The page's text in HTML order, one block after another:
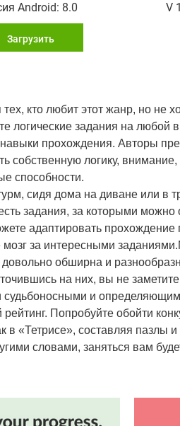
Android: 8.0
V
Загрузить
кто любит этот жанр, но не
логические задания на любой
прохождения. Авторы
логику, внимание,
способности.
сидя дома на диване или в
задания, за которыми можно
адаптировать прохождение
за интересными
довольно обширна и
на них, вы не
судьбоносными и
Попробуйте обойти
в «Тетрисе», составляя пазлы
словами, заняться вам